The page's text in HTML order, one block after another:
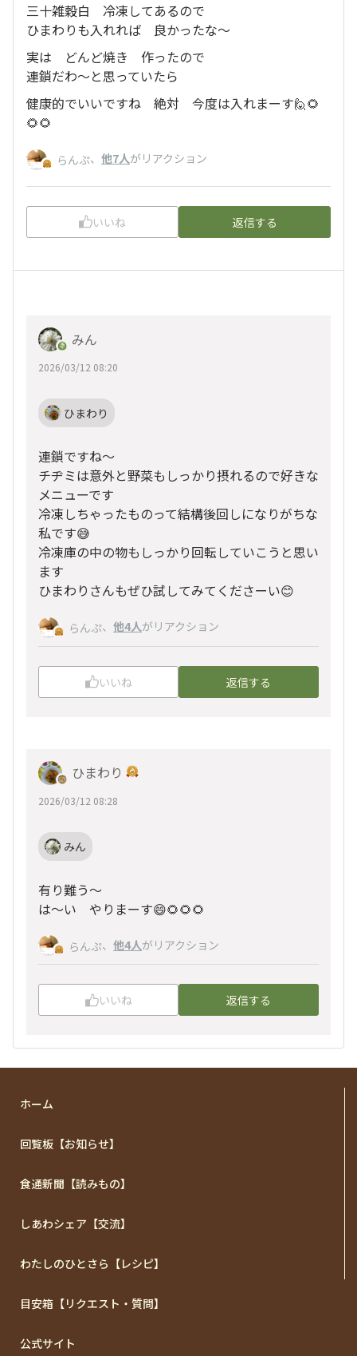
三十雑穀白 冷凍してあるので
ひまわりも入れれば 良かったな〜
実は どんど焼き 作ったので
連鎖だわ〜と思っていたら
健康的でいいですね 絶対 今度は入れまーす🙋🌻
🌻🌻
らんぷ、 他7人がリアクション
いいね 返信する
みん
2026/03/12 08:20
ひまわり
連鎖ですね～
チヂミは意外と野菜もしっかり摂れるので好きな
メニューです
冷凍しちゃったものって結構後回しになりがちな
私です😅
冷凍庫の中の物もしっかり回転していこうと思い
ます
ひまわりさんもぜひ試してみてくださーい😊
らんぷ、 他4人がリアクション
いいね 返信する
ひまわり
2026/03/12 08:28
みん
有り難う〜
は～い やりまーす😄🌻🌻🌻
らんぷ、 他4人がリアクション
いいね 返信する
ホーム
回覧板【お知らせ】
食通新聞【読みもの】
しあわシェア【交流】
わたしのひとさら【レシピ】
目安箱【リクエスト・質問】
公式サイト